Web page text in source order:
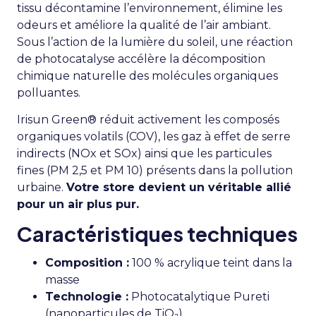
tissu décontamine l’environnement, élimine les
odeurs et améliore la qualité de l’air ambiant.
Sous l’action de la lumière du soleil, une réaction
de photocatalyse accélère la décomposition
chimique naturelle des molécules organiques
polluantes.
Irisun Green® réduit activement les composés
organiques volatils (COV), les gaz à effet de serre
indirects (NOx et SOx) ainsi que les particules
fines (PM 2,5 et PM 10) présents dans la pollution
urbaine. Votre store devient un véritable allié
pour un air plus pur.
Caractéristiques techniques
Composition : 100 % acrylique teint dans la
masse
Technologie : Photocatalytique Pureti
(nanoparticules de TiO₂)